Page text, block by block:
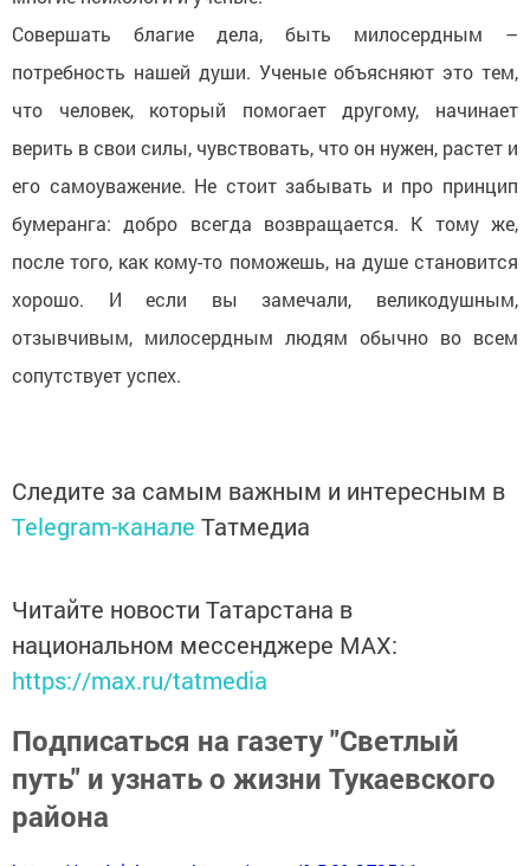
Совершать благие дела, быть милосердным –
потребность нашей души. Ученые объясняют это тем,
что человек, который помогает другому, начинает
верить в свои силы, чувствовать, что он нужен, растет и
его самоуважение. Не стоит забывать и про принцип
бумеранга: добро всегда возвращается. К тому же,
после того, как кому-то поможешь, на душе становится
хорошо. И если вы замечали, великодушным,
отзывчивым, милосердным людям обычно во всем
сопутствует успех.
Следите за самым важным и интересным в
Telegram-канале Татмедиа
Читайте новости Татарстана в
национальном мессенджере MАХ:
https://max.ru/tatmedia
Подписаться на газету "Светлый
путь" и узнать о жизни Тукаевского
района